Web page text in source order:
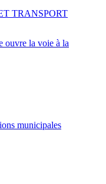
ouvre la voie à la
TRANSPORT
municipales